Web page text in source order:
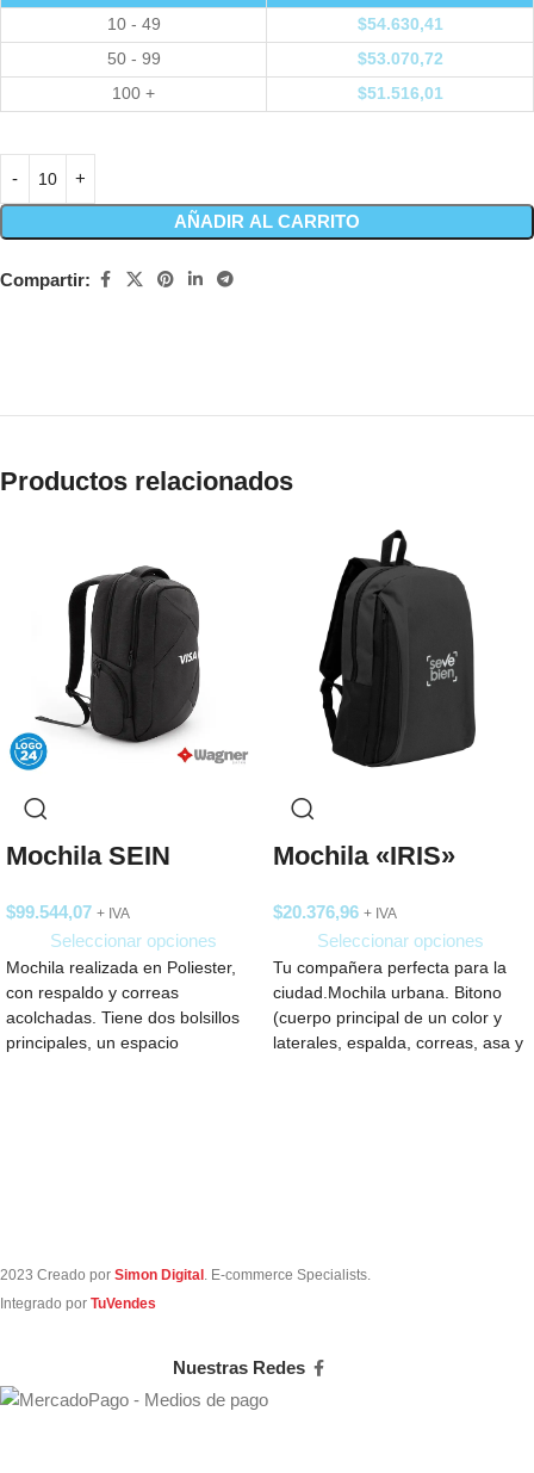
10 - 49
$54.630,41
50 - 99
$53.070,72
100 +
$51.516,01
AÑADIR AL CARRITO
Compartir:
Productos relacionados
Mochila SEIN
$99.544,07 + IVA
Seleccionar opciones
Mochila realizada en Poliester,
con respaldo y correas
acolchadas. Tiene dos bolsillos
principales, un espacio
Mochila «IRIS»
$20.376,96 + IVA
Seleccionar opciones
Tu compañera perfecta para la
ciudad.Mochila urbana. Bitono
(cuerpo principal de un color y
laterales, espalda, correas, asa y
2023 Creado por Simon Digital . E-commerce Specialists.
Integrado por TuVendes
Nuestras Redes